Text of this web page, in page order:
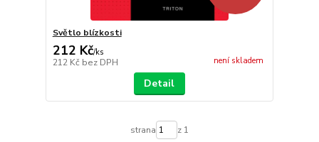
Světlo blízkosti
212 Kč/ks
212 Kč bez DPH není skladem
Detail
strana z 1